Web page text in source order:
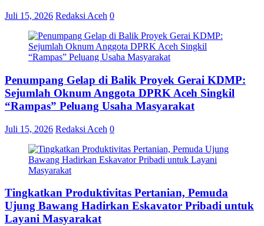
Juli 15, 2026 Redaksi Aceh 0
Penumpang Gelap di Balik Proyek Gerai KDMP:
Sejumlah Oknum Anggota DPRK Aceh Singkil
“Rampas” Peluang Usaha Masyarakat
Juli 15, 2026 Redaksi Aceh 0
Tingkatkan Produktivitas Pertanian, Pemuda
Ujung Bawang Hadirkan Eskavator Pribadi untuk
Layani Masyarakat